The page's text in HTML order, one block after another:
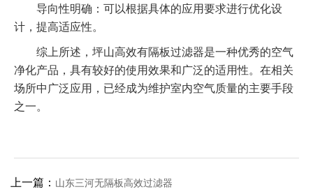
导向性明确：可以根据具体的应用要求进行优化设
计，提高适应性。
综上所述，坪山高效有隔板过滤器是一种优秀的空气
净化产品，具有较好的使用效果和广泛的适用性。在相关
场所中广泛应用，已经成为维护室内空气质量的主要手段
之一。
上一篇： 山东三河无隔板高效过滤器